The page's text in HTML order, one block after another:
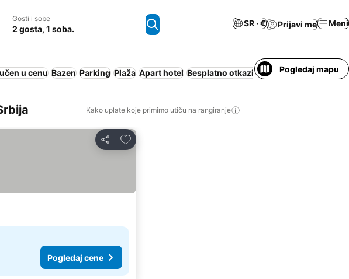
Gosti i sobe
2 gosta, 1 soba.
SR · € Prijavi me Meni
u cenu Bazen Parking Plaža Apart hotel Besplatno otkazivanje Pogledaj mapu
Kako uplate koje primimo utiču na rangiranje
Deli
Dodati u favorite
Pogledaj cene